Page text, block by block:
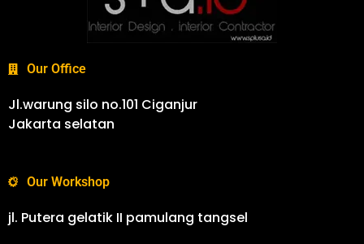
Our Office
Jl.warung silo no.101 Ciganjur
Jakarta selatan
Our Workshop
jl. Putera gelatik II pamulang tangsel